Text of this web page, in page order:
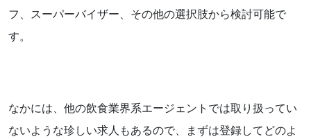
フ、スーパーバイザー、その他の選択肢から検討可能で
す。
なかには、他の飲食業界系エージェントでは取り扱ってい
ないような珍しい求人もあるので、まずは登録してどのよ